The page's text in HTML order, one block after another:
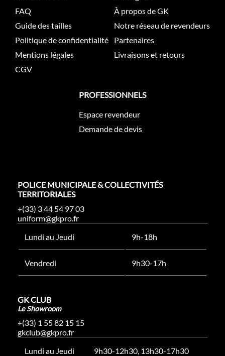
FAQ
Guide des tailles
Politique de confidentialité
Mentions légales
CGV
À propos de GK
Notre réseau de revendeurs
Partenaires
Livraisons et retours
PROFESSIONNELS
Espace revendeur
Demande de devis
POLICE MUNICIPALE & COLLECTIVITÉS
TERRITORIALES
+(33) 3 44 54 97 03
uniform@gkpro.fr
Lundi au Jeudi
9h-18h
Vendredi 9h30-17h
GK CLUB
Le Showroom
+(33) 1 55 82 15 15
gkclub@gkpro.fr
Lundi au Jeudi
9h30-12h30, 13h30-17h30